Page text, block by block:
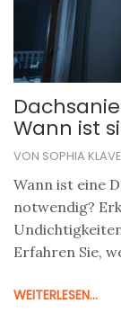
Wann ist
VON SOPHIA
Wann ist eine
notwendig?
Erfahren Sie,
spart.
WEITERLESEN...